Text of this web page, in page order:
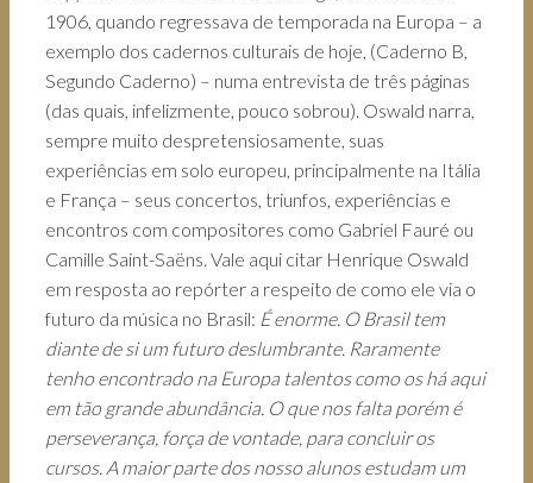
1906, quando regressava de temporada na Europa – a
exemplo dos cadernos culturais de hoje, (Caderno B,
Segundo Caderno) – numa entrevista de três páginas
(das quais, infelizmente, pouco sobrou). Oswald narra,
sempre muito despretensiosamente, suas
experiências em solo europeu, principalmente na Itália
e França – seus concertos, triunfos, experiências e
encontros com compositores como Gabriel Fauré ou
Camille Saint-Saëns. Vale aqui citar Henrique Oswald
em resposta ao repórter a respeito de como ele via o
futuro da música no Brasil: É enorme. O Brasil tem
diante de si um futuro deslumbrante. Raramente
tenho encontrado na Europa talentos como os há aqui
em tão grande abundância. O que nos falta porém é
perseverança, força de vontade, para concluir os
cursos. A maior parte dos nosso alunos estudam um